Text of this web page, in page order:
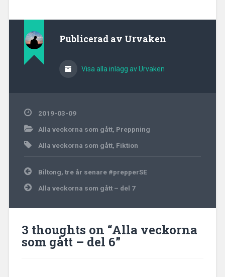
Publicerad av Urvaken
Visa alla inlägg av Urvaken
2019-03-09
Alla veckorna som gått, Preppning
Alla veckorna som gått, Fiktion
Inläggsnavigering
Biltong, tre år senare #prepperSE
Alla veckorna som gått – del 7
3 thoughts on “Alla veckorna
som gått – del 6”